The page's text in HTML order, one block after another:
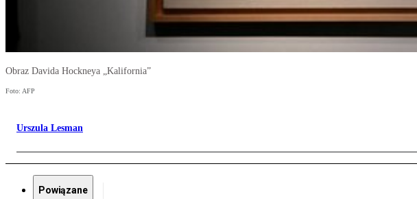
Obraz Davida Hockneya „Kalifornia”
Foto: AFP
Urszula Lesman
Powiązane